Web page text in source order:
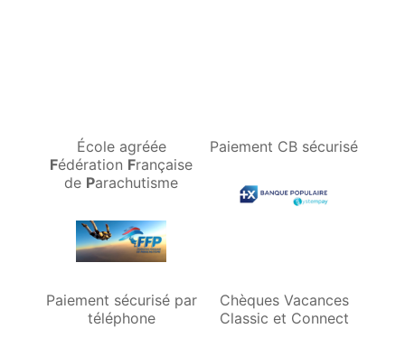
École agréée
Fédération Française
de Parachutisme
Paiement CB sécurisé
Paiement sécurisé par
téléphone
Chèques Vacances
Classic et Connect